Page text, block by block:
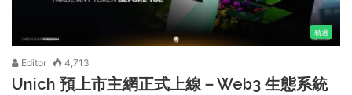
精選
Editor 4,713
Unich 預上市主網正式上線－Web3 生態系統